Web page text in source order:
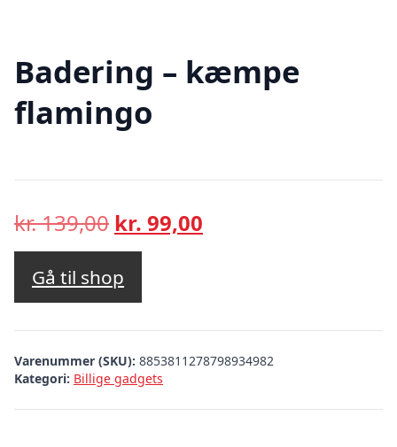
Badering – kæmpe
flamingo
kr.139,00 Den
oprindelige
pris
var:
kr. 139,00.
kr. 99,00
kr. 99,00.
Gå til shop
Varenummer (SKU): 8853811278798934982
Kategori: Billige gadgets